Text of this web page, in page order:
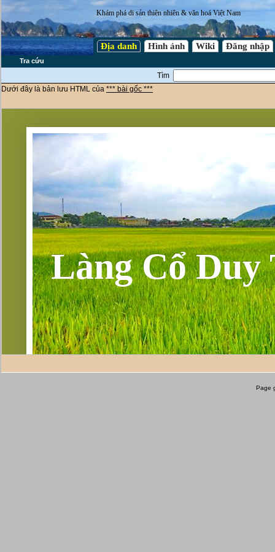
Khám phá di sản thiên nhiên & văn hoá Việt Nam
Địa danh Hình ảnh Wiki Đăng nhập
Tra cứu
Tìm
Dưới đây là bản lưu HTML của *** bài gốc ***
Page